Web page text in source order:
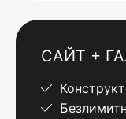
САЙТ +